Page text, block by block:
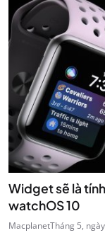
Widget sẽ là
watchOS 10
MacplanetTháng 5,